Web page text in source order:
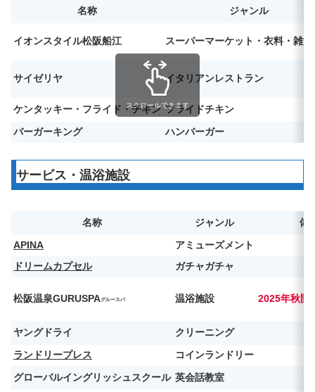
名称 ジャンル
イオンスタイル松阪船江 スーパーマーケット・衣料・雑貨
サイゼリヤ イタリアンレストラン
ケンタッキー・フライド・チキン フライドチキン
バーガーキング ハンバーガー
スクロールできます
サービス・温浴施設
名称 ジャンル 備
APINA
アミューズメント
ドリームカプセル
ガチャガチャ
松阪温泉GURUSPAグルースパ 温浴施設 2025年秋開
ヤングドライ クリーニング
ランドリープレス コインランドリー
グローバルイングリッシュスクール 英会話教室